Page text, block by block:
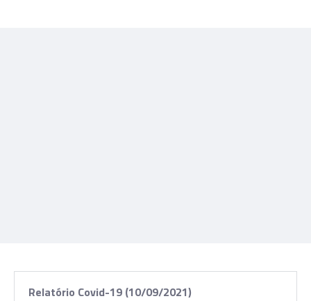
Relatório Covid-19 (10/09/2021)